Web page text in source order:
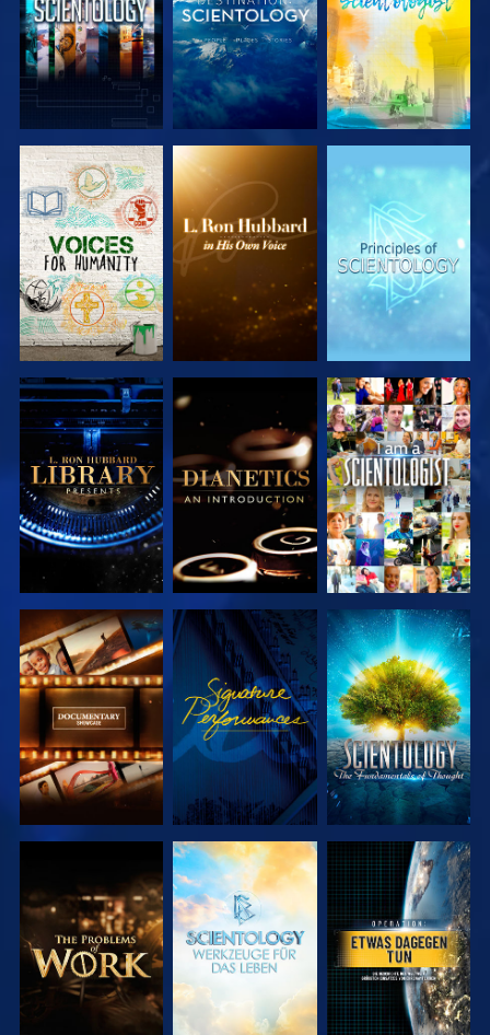
SERIE
ENTDECKEN
SERIE
ENTDECKEN
SERIE
ENTDECKEN
SERIE
ENTDECKEN
SERIE
ENTDECKEN
ANSEHEN
SERIE
ENTDECKEN
ANSEHEN
SERIE
ENTDECKEN
SERIE
ENTDECKEN
SERIE
ENTDECKEN
ANSEHEN